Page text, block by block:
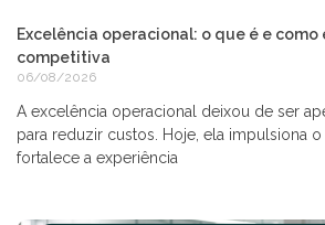
Excelência operacional: o que é e
competitiva
06/08/2026
A excelência operacional deixou de ser
para reduzir custos. Hoje, ela impulsiona o
fortalece a experiência